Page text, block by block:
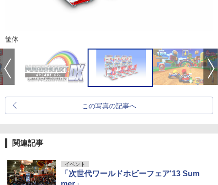
筐体
この写真の記事へ
関連記事
イベント
「次世代ワールドホビーフェア'13 Sum